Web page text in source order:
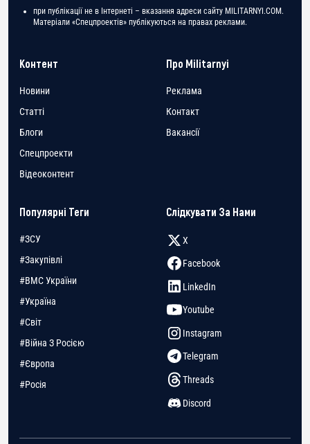
при публікації не в Інтернеті – вказання адреси сайту MILITARNYI.COM.
Матеріали «Спецпроектів» публікуються на правах реклами.
Контент
Новини
Статті
Блоги
Спецпроекти
Відеоконтент
Про Militarnyi
Реклама
Контакт
Вакансії
Популярні Теги
#ЗСУ
#Закупівлі
#ВМС України
#Україна
#Світ
#Війна З Росією
#Європа
#Росія
Слідкувати За Нами
X
Facebook
LinkedIn
Youtube
Instagram
Telegram
Threads
Discord